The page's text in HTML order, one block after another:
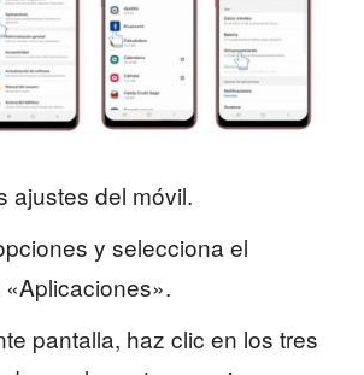
ajustes del móvil.
y selecciona el
pantalla, haz clic en los tres